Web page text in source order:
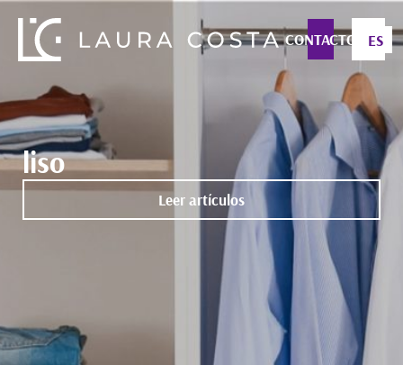
CONTACTO ES
liso
Leer artículos